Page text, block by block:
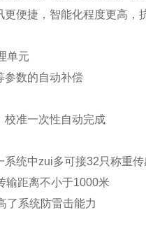
便捷，智能化程度更高，
单元
参数的自动补偿
校准一次性自动完成
系统中zui多可接32 只称重
输距离不小于1000米
了系统防雷击能力